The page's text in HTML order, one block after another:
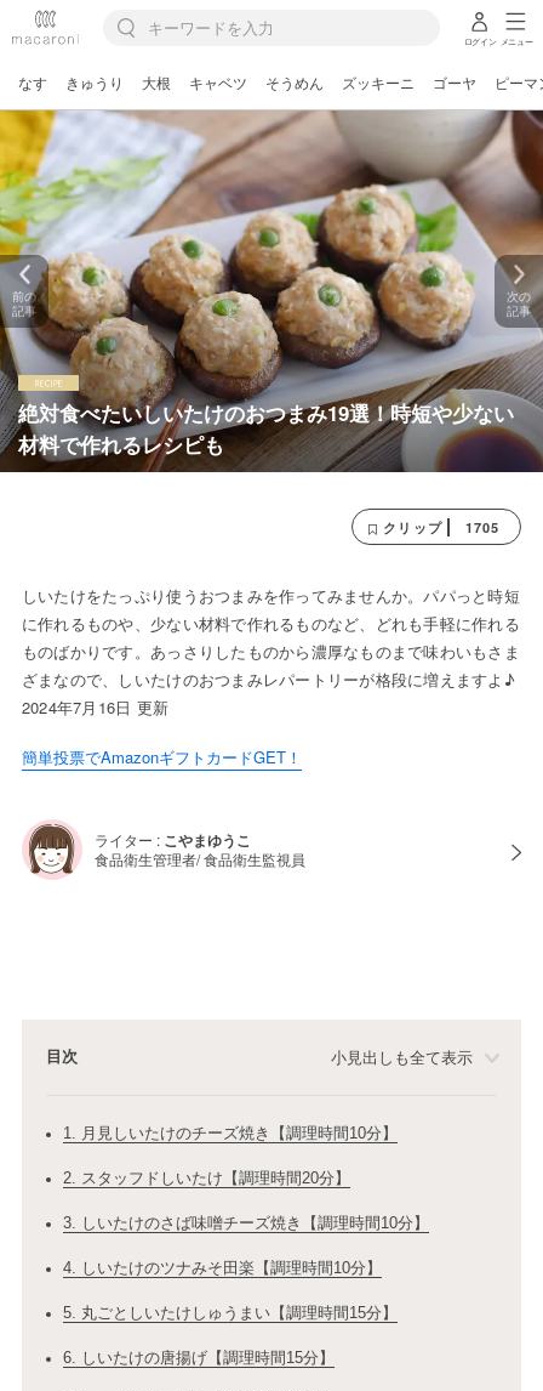
ログイン メニュー
なす きゅうり 大根 キャベツ そうめん ズッキーニ ゴーヤ ピーマ
絶対食べたいしいたけのおつまみ19選！時短や少ない
材料で作れるレシピも
前の
記事
次の
記事
クリップ 1705
しいたけをたっぷり使うおつまみを作ってみませんか。パパっと時短
に作れるものや、少ない材料で作れるものなど、どれも手軽に作れる
ものばかりです。あっさりしたものから濃厚なものまで味わいもさま
ざまなので、しいたけのおつまみレパートリーが格段に増えますよ♪
2024年7月16日 更新
簡単投票でAmazonギフトカードGET！
ライター : こやまゆうこ
食品衛生管理者/ 食品衛生監視員
目次 小見出しも全て表示
1. 月見しいたけのチーズ焼き【調理時間10分】
2. スタッフドしいたけ【調理時間20分】
3. しいたけのさば味噌チーズ焼き【調理時間10分】
4. しいたけのツナみそ田楽【調理時間10分】
5. 丸ごとしいたけしゅうまい【調理時間15分】
6. しいたけの唐揚げ【調理時間15分】